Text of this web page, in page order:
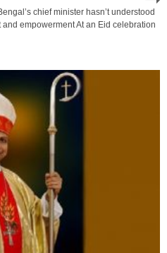
chief minister hasn’t understood
empowerment At an Eid celebration